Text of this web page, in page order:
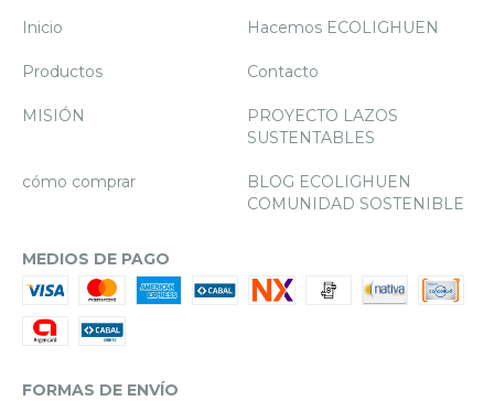
Inicio
Hacemos ECOLIGHUEN
Productos Contacto
MISIÓN
PROYECTO LAZOS
SUSTENTABLES
cómo comprar
BLOG ECOLIGHUEN
COMUNIDAD SOSTENIBLE
MEDIOS DE PAGO
FORMAS DE ENVÍO